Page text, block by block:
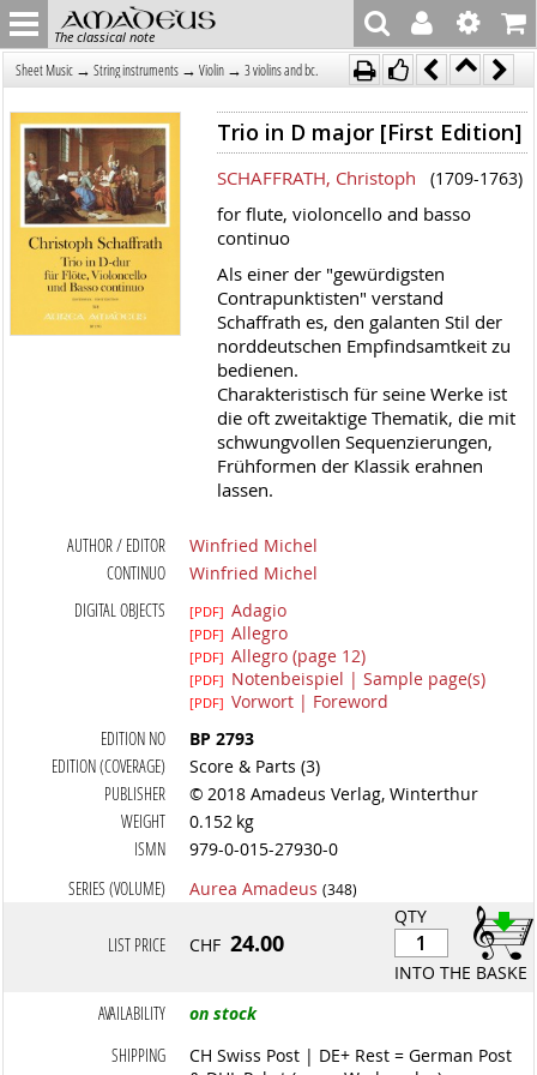
The classical note
Sheet Music → String instruments → Violin → 3 violins and bc.
Trio in D major [First Edition]
SCHAFFRATH, Christoph (1709-1763)
for flute, violoncello and basso
continuo
Als einer der "gewürdigsten
Contrapunktisten" verstand
Schaffrath es, den galanten Stil der
norddeutschen Empfindsamtkeit zu
bedienen.
Charakteristisch für seine Werke ist
die oft zweitaktige Thematik, die mit
schwungvollen Sequenzierungen,
Frühformen der Klassik erahnen
lassen.
AUTHOR / EDITOR
Winfried Michel
CONTINUO
Winfried Michel
DIGITAL OBJECTS
[PDF] Adagio
[PDF] Allegro
[PDF] Allegro (page 12)
[PDF] Notenbeispiel | Sample page(s)
[PDF] Vorwort | Foreword
EDITION NO
BP 2793
EDITION (COVERAGE)
Score & Parts (3)
PUBLISHER
© 2018 Amadeus Verlag, Winterthur
WEIGHT
0.152 kg
ISMN
979-0-015-27930-0
SERIES (VOLUME)
Aurea Amadeus (348)
QTY
INTO THE BASKET
LIST PRICE CHF24.00
AVAILABILITY
on stock
SHIPPING
CH Swiss Post | DE+ Rest = German Post